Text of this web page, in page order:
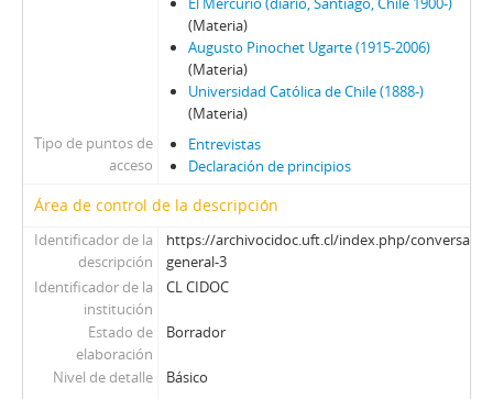
85 - Martínez Busch, Jorge
86 - Fresno, Juan Francisco; Zabala, José.
87 - Fresno, Juan Francisco
88 - Silva Solar, Julio
89 - Thayer, William
90 - Martínez Busch, Jorge
91 - Krauss, Enrique
92 - Frei B., Arturo
93 - Viera Gallo, José Antonio
94 - Boeninger, Edgardo
95 - Viera Gallo, Josè Antonio
96 - Boeninger, Edgardo
97 - Bitar, Sergio
98 - Chonchol, Jacques
99 - Molina Silva, Sergio
(Materia)
Augusto Pinochet Ugarte (1915-2006)
(Materia)
Universidad Católica de Chile (1888-)
(Materia)
Tipo de puntos de
acceso
Entrevistas
Declaración de principios
Área de control de la descripción
Identificador de la
descripción
https://archivocidoc.uft.cl/index.php/
general-3
Identificador de la
institución
CL CIDOC
Estado de
elaboración
Borrador
Nivel de detalle
Básico